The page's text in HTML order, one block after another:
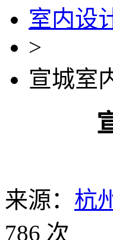
室内设
>
宣城室
来源： 杭
786 次